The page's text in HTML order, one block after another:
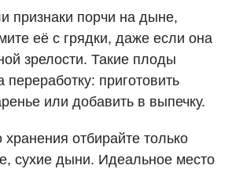
признаки порчи на дыне,
её с грядки, даже если она
зрелости. Такие плоды
переработку: приготовить
или добавить в выпечку.
отбирайте только
сухие дыни. Идеальное место